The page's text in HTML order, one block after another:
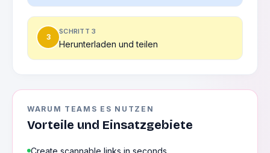
3
SCHRITT 3
Herunterladen und teilen
WARUM TEAMS ES NUTZEN
Vorteile und Einsatzgebiete
Create scannable links in seconds.